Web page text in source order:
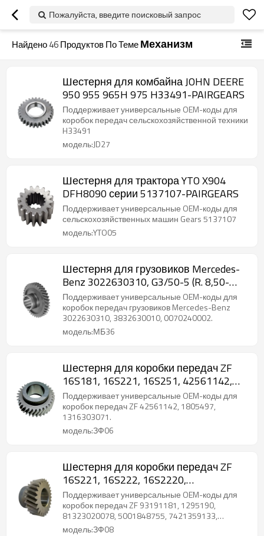
Пожалуйста, введите поисковый запрос
Найдено46Продуктов По ТемеМеханизм
Шестерня для комбайна JOHN DEERE
950 955 965H 975 H33491-PAIRGEARS
Поддерживает универсальные OEM-коды для
коробок передач сельскохозяйственной техники
H33491
модель:JD27
Шестерня для трактора YTO X904
DFH8090 серии 5137107-PAIRGEARS
Поддерживает универсальные OEM-коды для
сельскохозяйственных машин Gears 5137107
модель:YTO05
Шестерня для грузовиков Mercedes-
Benz 3022630310, G3/50-5 (R. 8,50-
1,00), G3/60-5-PAIRGEARS
Поддерживает универсальные OEM-коды для
коробок передач грузовиков Mercedes-Benz
3022630310, 3832630010, 0070240002.
модель:МБ36
Шестерня для коробки передач ZF
16S181, 16S221, 16S251, 42561142,
1805497, 1316303071-PAIRGEARS
Поддерживает универсальные OEM-коды для
коробок передач ZF 42561142, 1805497,
1316303071.
модель:ЗФ06
Шестерня для коробки передач ZF
16S221, 16S222, 16S2220,
1316303005, 93191181, 1295190-
PAIRGEARS
Поддерживает универсальные OEM-коды для
коробок передач ZF 93191181, 1295190,
81323020078, 5001848755, 7421359133,
1316303005.
модель:ЗФ08